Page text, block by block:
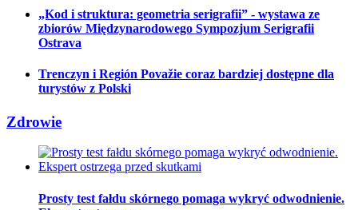
„Kod i struktura: geometria serigrafii” - wystawa ze
zbiorów Międzynarodowego Sympozjum Serigrafii
Ostrava
Trenczyn i Región Považie coraz bardziej dostępne dla
turystów z Polski
Zdrowie
Prosty test fałdu skórnego pomaga wykryć odwodnienie.